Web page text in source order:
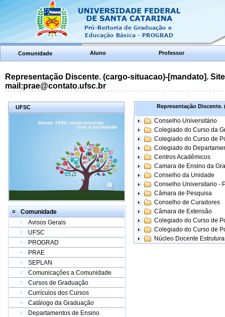
Comunidade Aluno Professor
Representação Discente. (cargo-situacao)-[mandato].
mail:prae@contato.ufsc.br
UFSC
Comunidade
Avisos Gerais
UFSC
PROGRAD
PRAE
SEPLAN
Comunicações a Comunidade
Cursos de Graduação
Currículos dos Cursos
Catálogo da Graduação
Departamentos de Ensino
Representação Discente.
Conselho Universitário
Colegiado do Curso da
Colegiado do Curso de
Colegiado do
Centros Acadêmicos
Camara de Ensino da
Conselho da Unidade
Conselho Universitario -
Câmara de Pesquisa
Conselho de Curadores
Câmara de Extensão
Colegiado do Curso de
Colegiado do Curso de
Núcleo Docente